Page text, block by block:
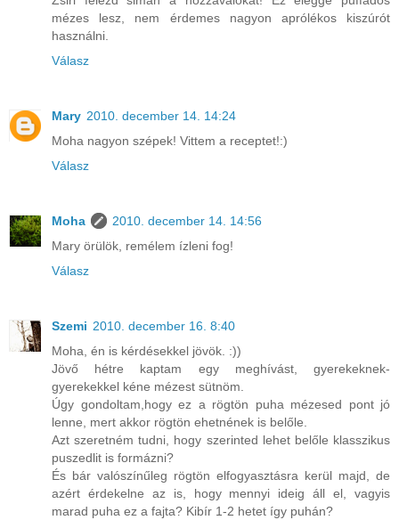
mézes lesz, nem érdemes nagyon aprólékos kiszúrót
használni.
Válasz
Mary 2010. december 14. 14:24
Moha nagyon szépek! Vittem a receptet!:)
Válasz
Moha
2010. december 14. 14:56
Mary örülök, remélem ízleni fog!
Válasz
Szemi 2010. december 16. 8:40
Moha, én is kérdésekkel jövök. :))
Jövő hétre kaptam egy meghívást, gyerekeknek-
gyerekekkel kéne mézest sütnöm.
Úgy gondoltam,hogy ez a rögtön puha mézesed pont jó
lenne, mert akkor rögtön ehetnének is belőle.
Azt szeretném tudni, hogy szerinted lehet belőle klasszikus
puszedlit is formázni?
És bár valószínűleg rögtön elfogyasztásra kerül majd, de
azért érdekelne az is, hogy mennyi ideig áll el, vagyis
marad puha ez a fajta? Kibír 1-2 hetet így puhán?